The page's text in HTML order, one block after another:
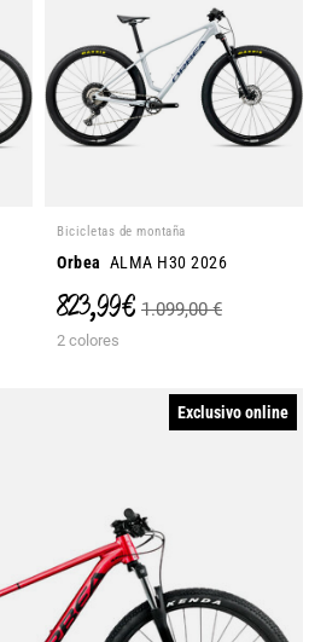
Bicicletas de montaña
Orbea ALMA H30 2026
823,99 € 1.099,00 €
2 colores
Exclusivo online